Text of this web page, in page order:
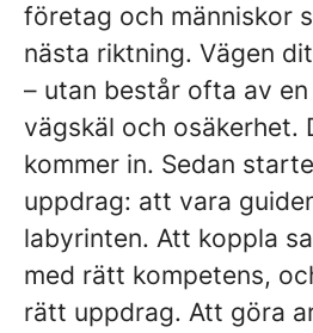
företag och människor
nästa riktning. Vägen
– utan består ofta av
vägskäl och osäkerhet.
kommer in. Sedan
uppdrag: att vara
labyrinten. Att koppla
med rätt kompetens,
rätt uppdrag. Att göra